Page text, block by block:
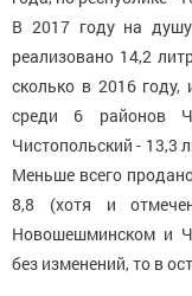
В 2017 году на
реализовано 14,2
сколько в 2016 году,
среди 6 районов
Чистопольский - 13,3
Меньше всего
8,8 (хотя и
Новошешминском и
без изменений, то в